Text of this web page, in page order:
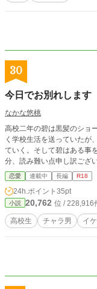
30
今日でお別れします
なかな悠桃
高校二年の碧は黒髪のショ
く学校生活を送っていたが
ていく。そして碧はある事を貴斗に隠してい
分、読み難い点申し訳ござ
恋愛 連載中 長編 R18
24h.ポイント 35pt
小説 20,762 位 / 228,916
高校生 チャラ男 イ